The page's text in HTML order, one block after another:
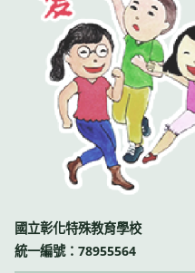
國立彰化特殊教育學校
統一編號：78955564